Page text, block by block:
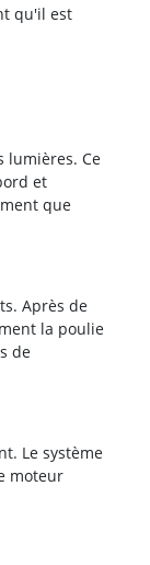
qu'il est
lumières. Ce
et
que
Après de
la poulie
de
Le système
moteur